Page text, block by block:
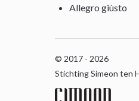
Allegro giùsto
© 2017 - 2026
Stichting Simeon ten